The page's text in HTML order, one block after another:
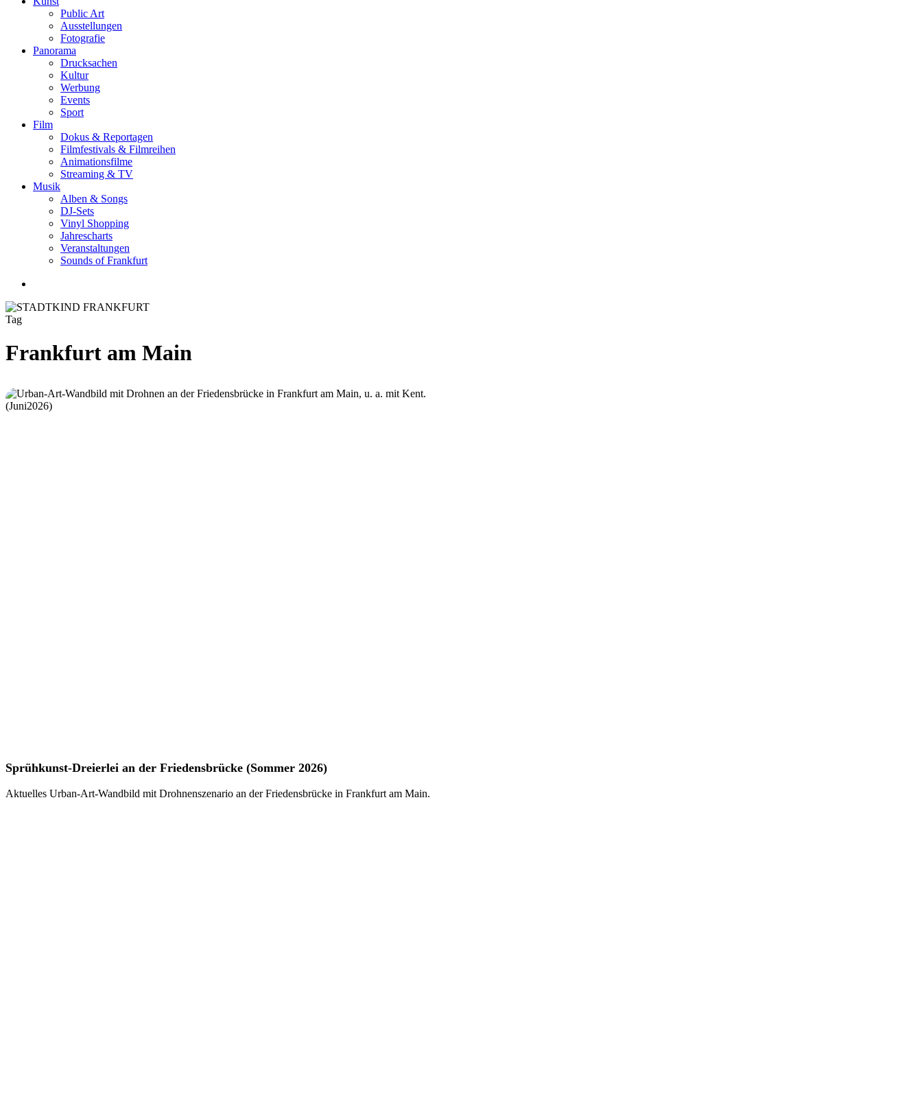
Public Art
Ausstellungen
Fotografie
Panorama
Drucksachen
Kultur
Werbung
Events
Sport
Film
Dokus & Reportagen
Filmfestivals & Filmreihen
Animationsfilme
Streaming & TV
Musik
Alben & Songs
DJ-Sets
Vinyl Shopping
Jahrescharts
Veranstaltungen
Sounds of Frankfurt
Tag
Frankfurt am Main
Sprühkunst-
Dreierlei
an
Sprühkunst-Dreierlei an der Friedensbrücke (Sommer 2026)
Aktuelles Urban-Art-Wandbild mit Drohnenszenario an der Friedensbrücke in Frankfurt am Main.